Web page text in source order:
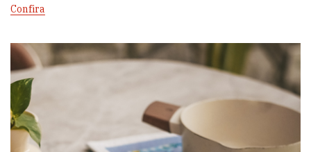
Confira